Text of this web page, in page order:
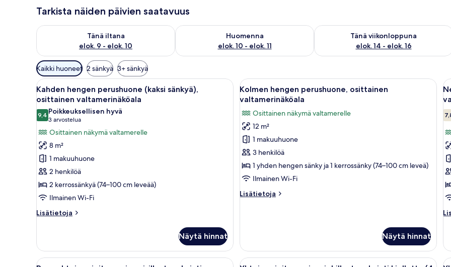
Tarkista näiden päivien saatavuus
Tänä iltana
elok. 9 - elok. 10
Tarkista tämän illan saatavuus elok. 9 - elok. 10
Huomenna
elok. 10 - elok. 11
Tarkista huomisen saatavuus elok. 10 - elok. 11
Tänä viikonloppuna
elok. 14 - elok. 16
Tarkista tämän viikonlopun saatavuus
Huoneille
saatavilla
olevia
suodattimia
Kaikki huoneet 2 sänkyä 3+ sänkyä
Avaa
kaikki
huonetyypin
Kahden
hengen
perushuone
(kaksi
sänkyä),
osittainen
valtamerinäköala
kuvat
Kerrossängyllä varustettu huone, jossa on ovi, joka johtaa käytävään.
5
Kahden hengen perushuone (kaksi sänkyä),
osittainen valtamerinäköala
9,49,4 kautta 10
Poikkeuksellisen hyvä
3 arvostelua
(3
arvostelua)
Osittainen näkymä valtamerelle
8 m²
1 makuuhuone
2 henkilöä
2 kerrossänkyä (74–100 cm leveää)
Ilmainen Wi-Fi
Lisätietoja
Lisätietoja
perushuone
(kaksi
Näytä hinnat
Avaa
kaikki
Kolmen
hengen
perushuone,
osittainen
valtamerinäköala
kuvat
Kolmen hengen perushuone,
1
Kolmen hengen perushuone, osittainen
valtamerinäköala
Osittainen näkymä valtamerelle
12 m²
1 makuuhuone
3 henkilöä
1 yhden hengen sänky ja 1 kerrossänky (74–100 cm leveä)
Ilmainen Wi-Fi
Lisätietoja
Lisätietoja
valtamerinäköala
Näytä hinnat
Avaa Kerrossänky, jossa on valkoiset vuodevaatteet ja metallinen runko.
Avaa Työpöytä, ilmainen Wi-Fi,